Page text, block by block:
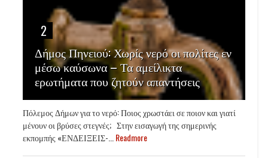
2
Δήμος Πηνειού: Χωρίς νερό οι πολίτες εν
μέσω καύσωνα – Τα αμείλικτα
ερωτήματα που ζητούν απαντήσεις
Πόλεμος Δήμων για το νερό: Ποιος χρωστάει σε ποιον και γιατί
μένουν οι βρύσες στεγνές; Στην εισαγωγή της σημερινής
εκπομπής «ΕΝΔΕΙΞΕΙΣ-... Readmore